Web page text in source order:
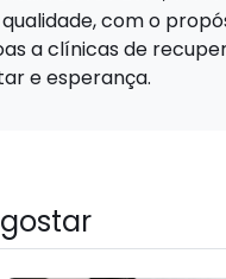
com o
a clínicas de
e esperança.